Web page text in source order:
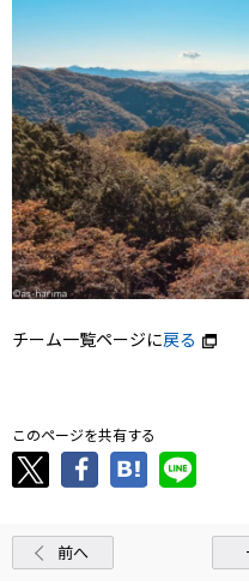
チーム一覧ページに戻る
このページを共有する
前へ